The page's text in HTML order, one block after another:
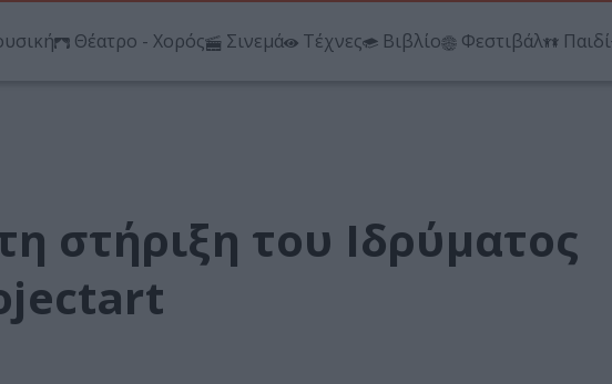
Θέατρο - Χορός Σινεμά Τέχνες Βιβλίο Φεστιβάλ Παιδί
στήριξη του Ιδρύματος